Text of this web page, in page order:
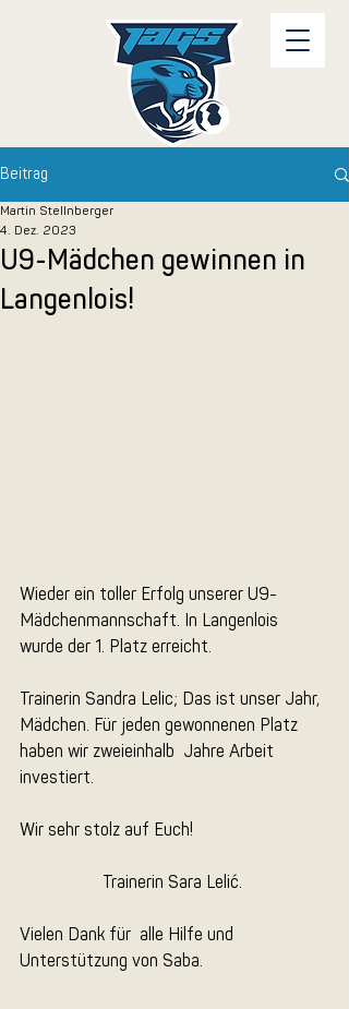
Beitrag
U9-Mädchen gewinnen in
Langenlois!
Martin Stellnberger
4. Dez. 2023
Wieder ein toller Erfolg unserer U9-
Mädchenmannschaft. In Langenlois
wurde der 1. Platz erreicht.
Trainerin Sandra Lelic; Das ist unser Jahr,
Mädchen. Für jeden gewonnenen Platz
haben wir zweieinhalb  Jahre Arbeit
investiert.
Wir sehr stolz auf Euch!
Trainerin Sara Lelić.
Vielen Dank für  alle Hilfe und
Unterstützung von Saba.